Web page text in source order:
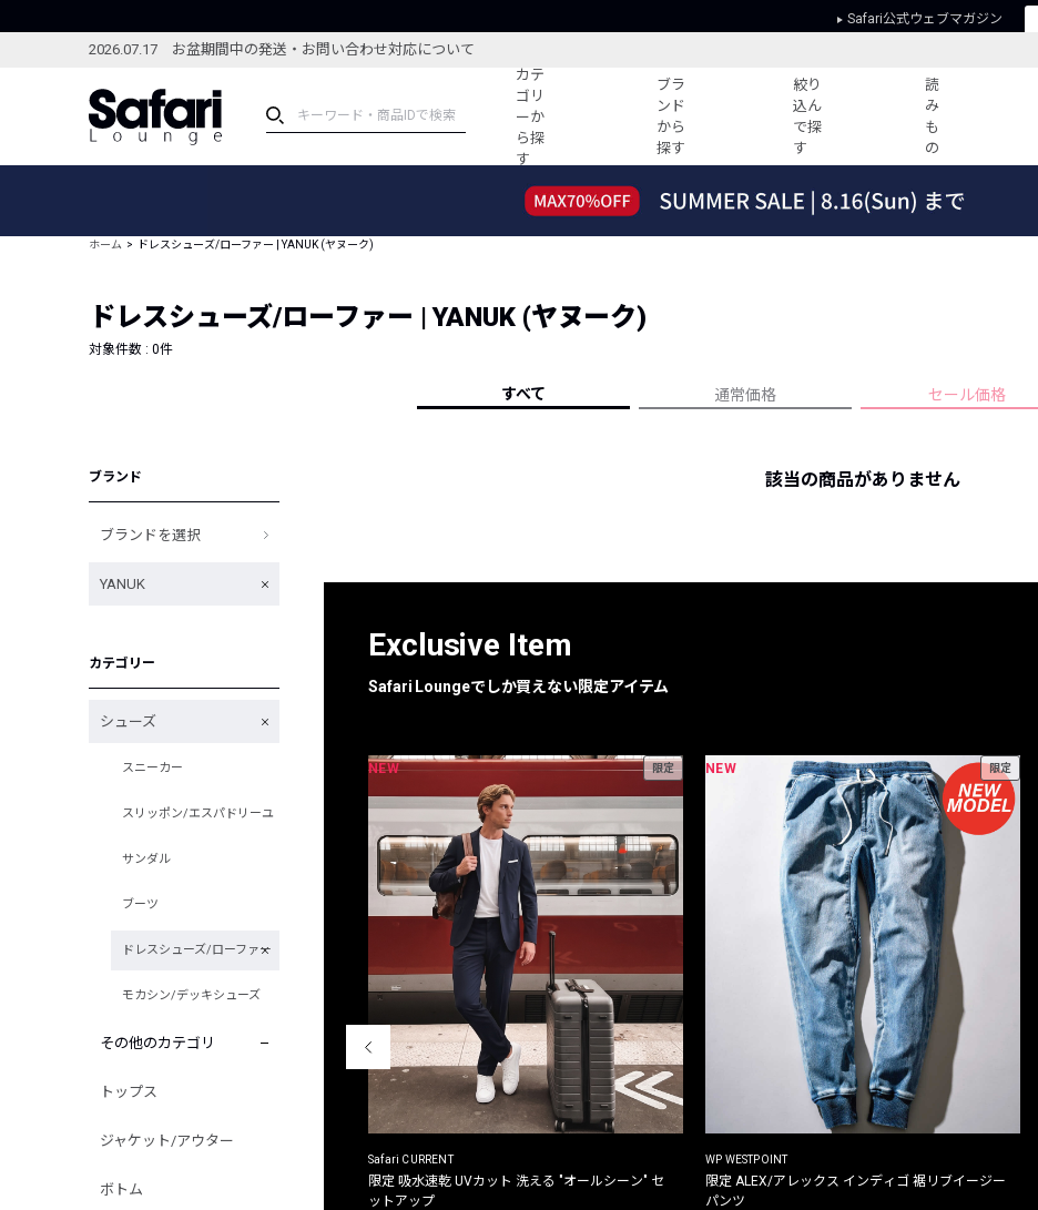
Safari公式ウェブマガジン
2026.07.17 お盆期間中の発送・お問い合わせ対応について
カテ
ゴリ
ーか
ら探
す
ブラ
ンド
から
探す
絞り
込ん
で探
す
読
み
も
の
ブランドから探す
新着アイテム
編集部のおすすめアイテム
特集記事
コーディネート
すべての記事
ーデ紹介
HOTなコーデ TOP20
人気記事ランキング
フォーカスブランド
プライバシーポリシー
ホーム ドレスシューズ/ローファー | YANUK (ヤヌーク)
ドレスシューズ/ローファー | YANUK (ヤヌーク)
対象件数 : 0件
すべて 通常価格 セール価格
ブランド
ブランドを選択
YANUK
カテゴリー
シューズ
スニーカー
スリッポン/エスパドリーユ
サンダル
ブーツ
ドレスシューズ/ローファー
モカシン/デッキシューズ
その他のカテゴリ
トップス
ジャケット/アウター
ボトム
該当の商品がありません
Exclusive Item
Safari Loungeでしか買えない限定アイテム
別注限定 フード付き チェックシャツジャケット
NEW 限定
Safari CURRENT
限定 吸水速乾 UVカット 洗える "オールシーン" セ
ットアップ
NEW 限定
WP WESTPOINT
限定 ALEX/アレックス インディゴ 裾リブイージー
パンツ